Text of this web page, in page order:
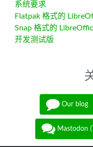
系统要求
Flatpak 格式的
Snap 格式的
开发测试版
Our blog
Mastodon